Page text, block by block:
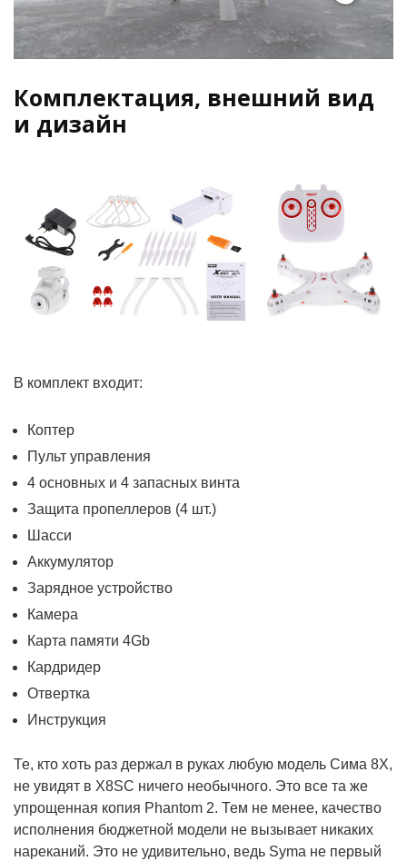
Комплектация, внешний вид
и дизайн
В комплект входит:
Коптер
Пульт управления
4 основных и 4 запасных винта
Защита пропеллеров (4 шт.)
Шасси
Аккумулятор
Зарядное устройство
Камера
Карта памяти 4Gb
Кардридер
Отвертка
Инструкция
Те, кто хоть раз держал в руках любую модель Сима 8X,
не увидят в X8SC ничего необычного. Это все та же
упрощенная копия Phantom 2. Тем не менее, качество
исполнения бюджетной модели не вызывает никаких
нареканий. Это не удивительно, ведь Syma не первый